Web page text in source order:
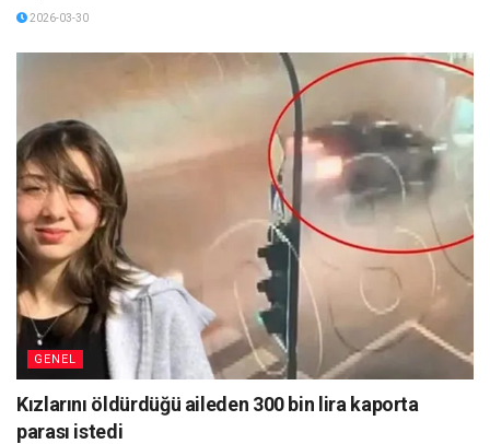
2026-03-30
GENEL
Kızlarını öldürdüğü aileden 300 bin lira kaporta
parası istedi